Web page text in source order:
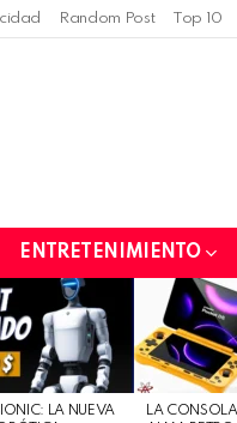
Random Post Top 10
ENTRETENIMIENTO
LA NUEVA
LA